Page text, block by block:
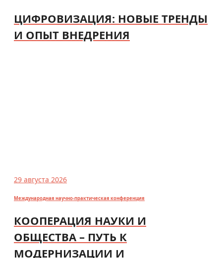
ЦИФРОВИЗАЦИЯ: НОВЫЕ ТРЕНДЫ
И ОПЫТ ВНЕДРЕНИЯ
29 августа 2026
Международная научно-практическая конференция
КООПЕРАЦИЯ НАУКИ И
ОБЩЕСТВА – ПУТЬ К
МОДЕРНИЗАЦИИ И